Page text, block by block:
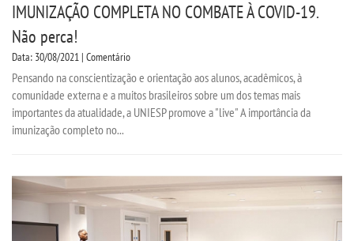
IMUNIZAÇÃO COMPLETA NO COMBATE À COVID-19.
Não perca!
Data: 30/08/2021 | Comentário
Pensando na conscientização e orientação aos alunos, acadêmicos, à
comunidade externa e a muitos brasileiros sobre um dos temas mais
importantes da atualidade, a UNIESP promove a "live" A importância da
imunização completo no...